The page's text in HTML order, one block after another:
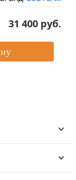
31 400 pуб.